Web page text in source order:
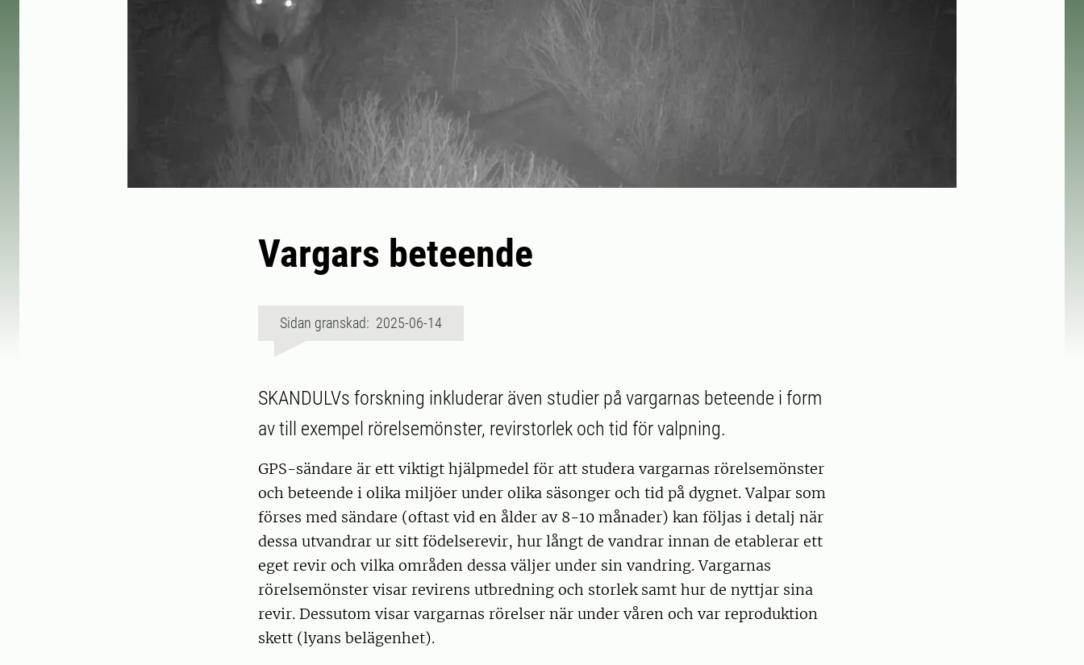
Vargars beteende
Sidan granskad: 2025-06-14
SKANDULVs forskning inkluderar även studier på vargarnas beteende i form
av till exempel rörelsemönster, revirstorlek och tid för valpning.
GPS-sändare är ett viktigt hjälpmedel för att studera vargarnas rörelsemönster
och beteende i olika miljöer under olika säsonger och tid på dygnet. Valpar som
förses med sändare (oftast vid en ålder av 8-10 månader) kan följas i detalj när
dessa utvandrar ur sitt födelserevir, hur långt de vandrar innan de etablerar ett
eget revir och vilka områden dessa väljer under sin vandring. Vargarnas
rörelsemönster visar revirens utbredning och storlek samt hur de nyttjar sina
revir. Dessutom visar vargarnas rörelser när under våren och var reproduktion
skett (lyans belägenhet).